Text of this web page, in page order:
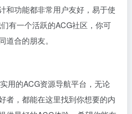
和功能都非常用户友好，易于使
们有一个活跃的ACG社区，你可
道合的朋友。
用的ACG资源导航平台，无论
者，都能在这里找到你想要的内